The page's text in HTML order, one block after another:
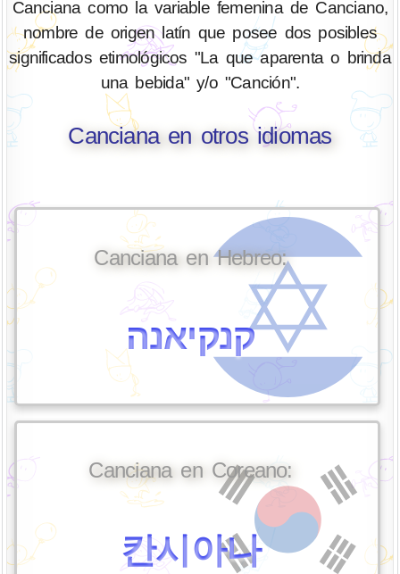
Canciana como la variable femenina de Canciano,
nombre de origen latín que posee dos posibles
significados etimológicos "La que aparenta o brinda
una bebida" y/o "Canción".
Canciana en otros idiomas
Canciana en Hebreo:
קנקיאנה
Canciana en Coreano:
칸시아나